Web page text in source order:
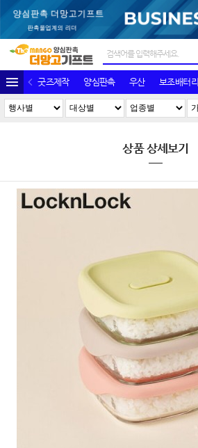
굿즈제작 양심판촉 우산 보조배터리
상품 상세보기